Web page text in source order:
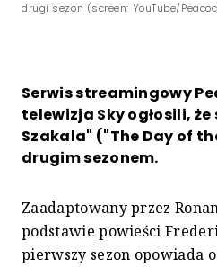
drugi sezon (screen: YouTube/
Serwis streamingowy
telewizja Sky ogłosili, że
Szakala" ("The Day of
drugim sezonem.
Zaadaptowany przez
podstawie powieści
pierwszy sezon opowiada